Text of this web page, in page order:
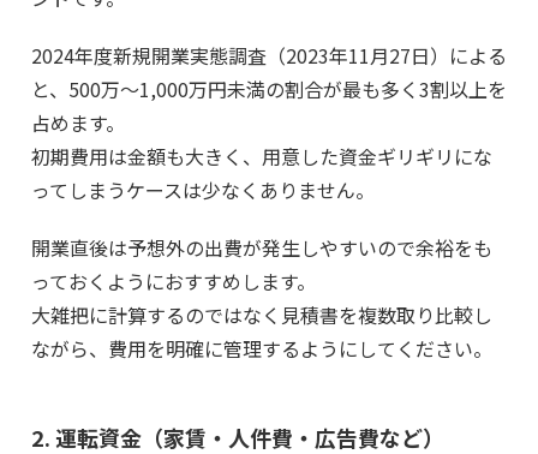
2024年度新規開業実態調査（2023年11月27日）による
と、500万～1,000万円未満の割合が最も多く3割以上を
占めます。
初期費用は金額も大きく、用意した資金ギリギリにな
ってしまうケースは少なくありません。
開業直後は予想外の出費が発生しやすいので余裕をも
っておくようにおすすめします。
大雑把に計算するのではなく見積書を複数取り比較し
ながら、費用を明確に管理するようにしてください。
2. 運転資金（家賃・人件費・広告費など）